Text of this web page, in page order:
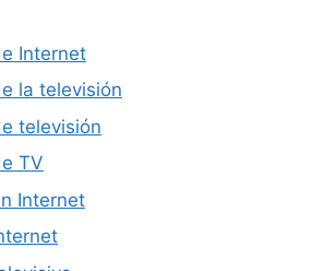
Internet
la televisión
televisión
TV
Internet